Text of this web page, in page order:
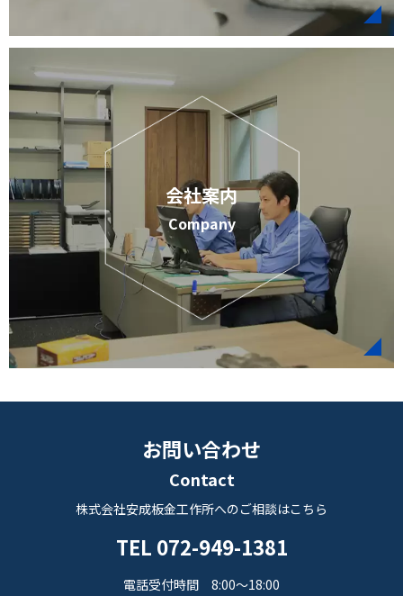
会社案内
Company
お問い合わせ
Contact
株式会社安成板金工作所へのご相談はこちら
TEL 072-949-1381
電話受付時間 8:00～18:00